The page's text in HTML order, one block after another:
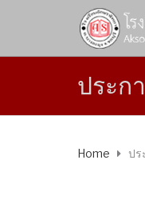
ประก
Home ปร